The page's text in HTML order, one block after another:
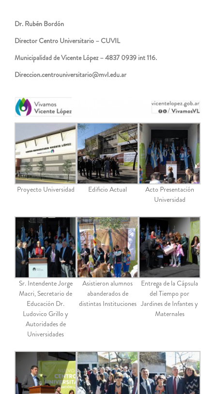
Dr. Rubén Bordón
Director Centro Universitario – CUVIL
Municipalidad de Vicente López – 4837 0939 int 116.
Direccion.centrouniversitario@mvl.edu.ar
Proyecto Universidad Edificio Actual
Acto Presentación
Universidad
Sr. Intendente Jorge
Macri, Secretario de
Educación Dr.
Ludovico Grillo y
Autoridades de
Universidades
Asistieron alumnos
abanderados de
distintas Instituciones
Entrega de la Cápsula
del Tiempo por
Jardines de Infantes y
Maternales